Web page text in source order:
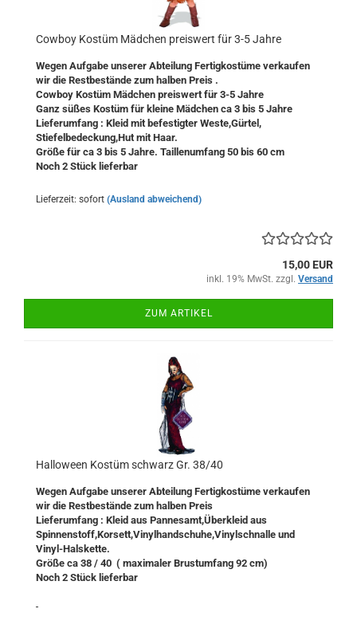
Cowboy Kostüm Mädchen preiswert für 3-5 Jahre
Wegen Aufgabe unserer Abteilung Fertigkostüme verkaufen
wir die Restbestände zum halben Preis .
Cowboy Kostüm Mädchen preiswert für 3-5 Jahre
Ganz süßes Kostüm für kleine Mädchen ca 3 bis 5 Jahre
Lieferumfang : Kleid mit befestigter Weste,Gürtel,
Stiefelbedeckung,Hut mit Haar.
Größe für ca 3 bis 5 Jahre. Taillenumfang 50 bis 60 cm
Noch 2 Stück lieferbar
Lieferzeit: sofort (Ausland abweichend)
15,00 EUR
inkl. 19% MwSt. zzgl. Versand
ZUM ARTIKEL
Halloween Kostüm schwarz Gr. 38/40
Wegen Aufgabe unserer Abteilung Fertigkostüme verkaufen
wir die Restbestände zum halben Preis
Lieferumfang : Kleid aus Pannesamt,Überkleid aus
Spinnenstoff,Korsett,Vinylhandschuhe,Vinylschnalle und
Vinyl-Halskette.
Größe ca 38 / 40 ( maximaler Brustumfang 92 cm)
Noch 2 Stück lieferbar